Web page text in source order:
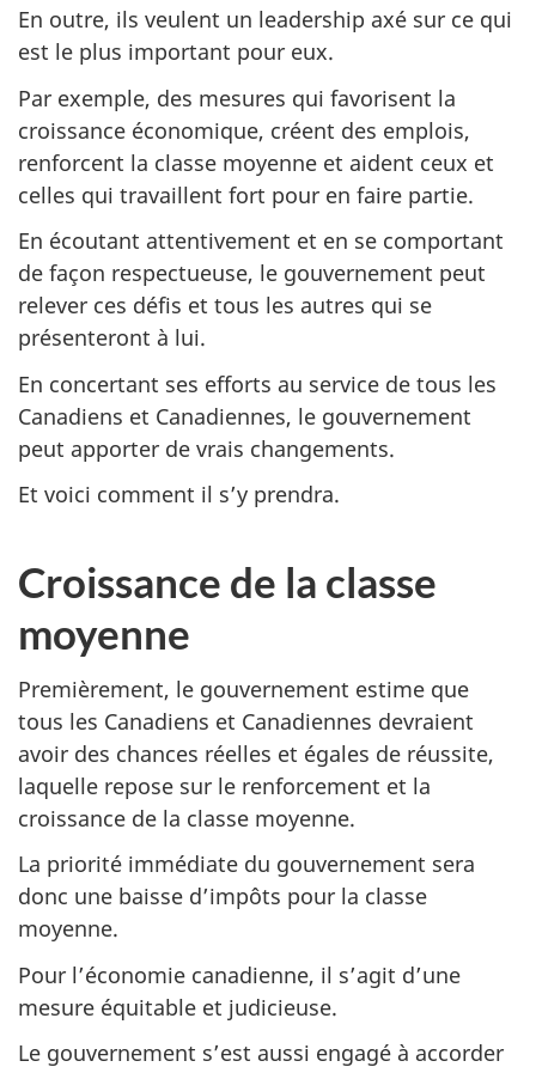
En outre, ils veulent un leadership axé sur ce qui
est le plus important pour eux.
Par exemple, des mesures qui favorisent la
croissance économique, créent des emplois,
renforcent la classe moyenne et aident ceux et
celles qui travaillent fort pour en faire partie.
En écoutant attentivement et en se comportant
de façon respectueuse, le gouvernement peut
relever ces défis et tous les autres qui se
présenteront à lui.
En concertant ses efforts au service de tous les
Canadiens et Canadiennes, le gouvernement
peut apporter de vrais changements.
Et voici comment il s’y prendra.
Croissance de la classe
moyenne
Premièrement, le gouvernement estime que
tous les Canadiens et Canadiennes devraient
avoir des chances réelles et égales de réussite,
laquelle repose sur le renforcement et la
croissance de la classe moyenne.
La priorité immédiate du gouvernement sera
donc une baisse d’impôts pour la classe
moyenne.
Pour l’économie canadienne, il s’agit d’une
mesure équitable et judicieuse.
Le gouvernement s’est aussi engagé à accorder